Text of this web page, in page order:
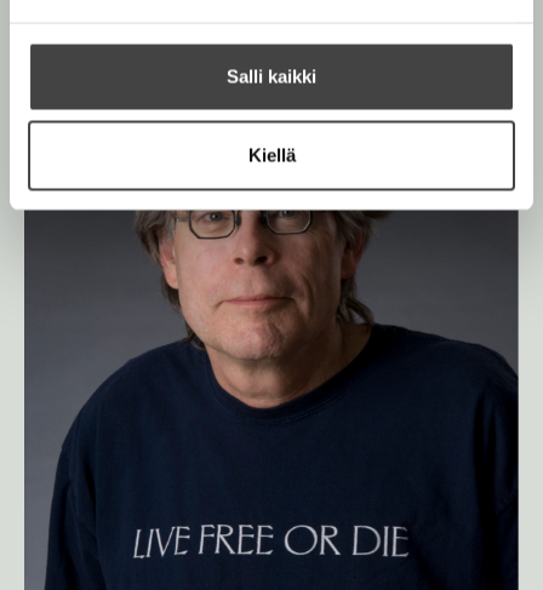
Salli kaikki
Kiellä